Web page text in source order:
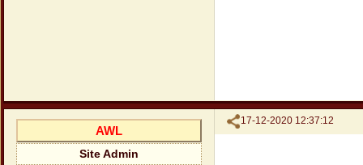
Поделиться
17-12-2020 12:37:12
AWL
Site Admin